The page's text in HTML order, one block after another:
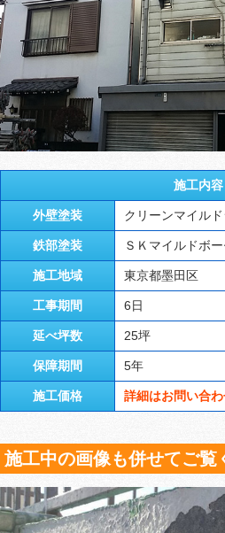
施工内容
外壁塗装 クリーンマイル
鉄部塗装 ＳＫマイルドボー
施工地域 東京都墨田区
工事期間 6日
延べ坪数 25坪
保障期間 5年
施工価格 詳細はお問い合
施工中の画像も併せてご覧